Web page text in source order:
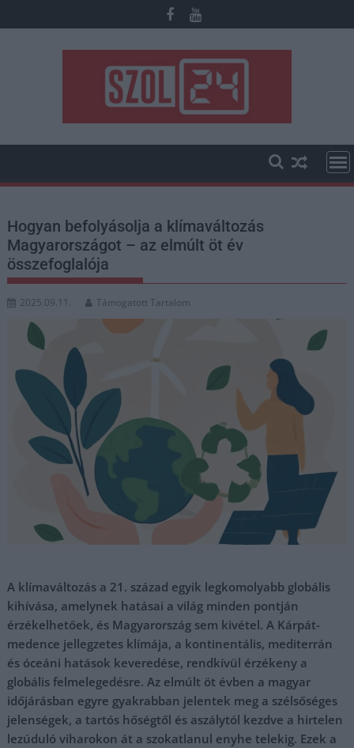
to
Hogyan befolyásolja a klímaváltozás
Magyarországot – az elmúlt öt év
összefoglalója
2025.09.11. Támogatott Tartalom
A klímaváltozás a 21. század egyik legkomolyabb globális
kihívása, amelynek hatásai a világ minden pontján
érzékelhetőek, és Magyarország sem kivétel. A Kárpát-
medence jellegzetes klímája, a kontinentális, mediterrán
és óceáni hatások keveredése, rendkívül érzékeny a
globális felmelegedésre. Az elmúlt öt évben a magyar
időjárásban egyre gyakrabban jelentek meg a szélsőséges
jelenségek, a tartós hőségtől és aszálytól kezdve a hirtelen
lezúduló viharokon át a szokatlanul enyhe telekig. Ezek a